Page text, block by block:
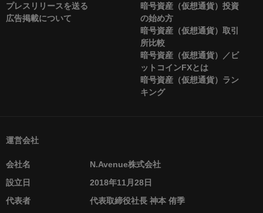
プレスリリースを送る
広告掲載について
暗号資産（仮想通貨）投資
の始め方
暗号資産（仮想通貨）取引
所比較
暗号資産（仮想通貨）／ビ
ットコインFXとは
暗号資産（仮想通貨）ラン
キング
運営会社
会社名
N.Avenue株式会社
設立日
2018年11月28日
代表者
代表取締役社長 神本 侑季